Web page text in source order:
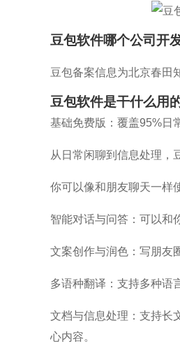
豆包软件哪个公司开
豆包备案信息为北京春田
豆包软件是干什么用
基础免费版：覆盖95%日
从日常闲聊到信息处理，
你可以像和朋友聊天一样
智能对话与问答：可以和
文案创作与润色：写朋友
多语种翻译：支持多种语
文档与信息处理：支持长
心内容。